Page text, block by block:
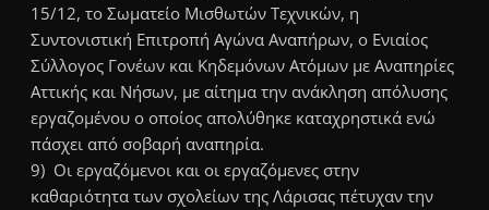
15/12, το Σωματείο Μισθωτών Τεχνικών, η
Συντονιστική Επιτροπή Αγώνα Αναπήρων, ο Ενιαίος
Σύλλογος Γονέων και Κηδεμόνων Ατόμων με Αναπηρίες
Αττικής και Νήσων, με αίτημα την ανάκληση απόλυσης
εργαζομένου ο οποίος απολύθηκε καταχρηστικά ενώ
πάσχει από σοβαρή αναπηρία.
9) Οι εργαζόμενοι και οι εργαζόμενες στην
καθαριότητα των σχολείων της Λάρισας πέτυχαν την